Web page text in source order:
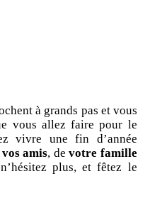
à grands pas et vous
vous allez faire pour le
vivre une fin d’année
vos amis, devotre famille
plus, et fêtez le